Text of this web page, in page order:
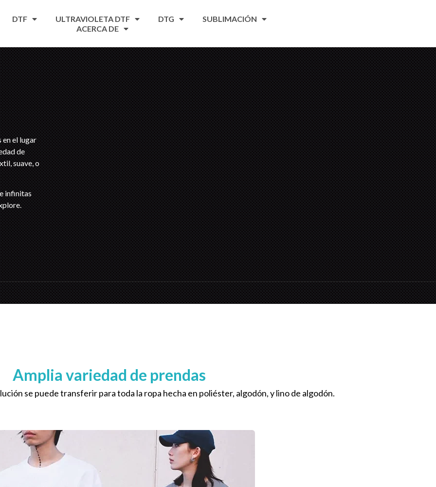
DTF ULTRAVIOLETA DTF DTG
SUBLIMACIÓN
ACERCA DE
en el lugar
de
suave, o
infinitas
Amplia variedad de prendas
se puede transferir para toda la ropa hecha en poliéster, algodón, y lino de algodón.